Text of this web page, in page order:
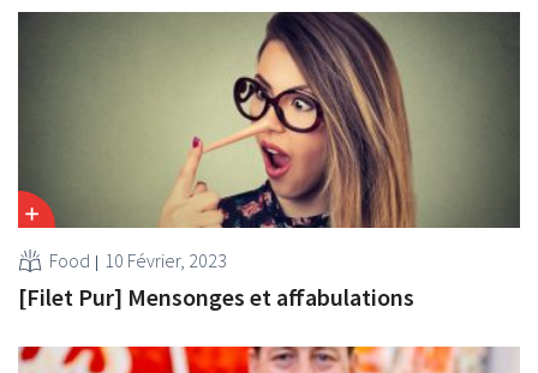
Food 10 Février, 2023
[Filet Pur] Mensonges et affabulations